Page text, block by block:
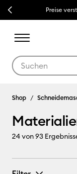
Previous Preise
Shop
24von 93